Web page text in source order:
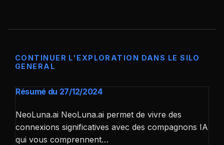
CONTINUER L'EXPLORATION DANS LE SILO
GENERAL
Résumé du 27/12/2024
NeoLuna.ai NeoLuna.ai permet de vivre des
connexions significatives avec des compagnons IA
qui vous comprennent…